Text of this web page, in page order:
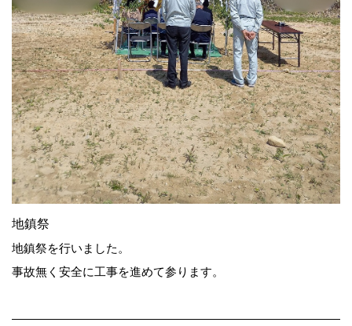
地鎮祭
地鎮祭を行いました。
事故無く安全に工事を進めて参ります。